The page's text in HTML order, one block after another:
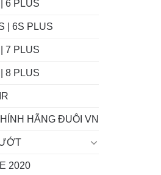
6 PLUS
| 6S PLUS
7 PLUS
8 PLUS
HÃNG ĐUÔI VN
2020